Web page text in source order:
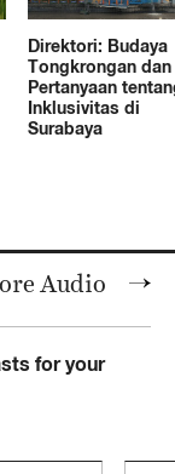
Direktori: Budaya
Tongkrongan dan
Pertanyaan
Inklusivitas di
Surabaya
Audio
for your